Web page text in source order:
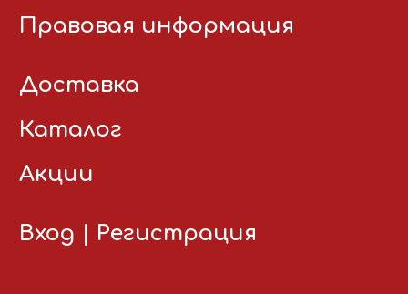
Правовая информация
Доставка
Каталог
Акции
Вход Регистрация